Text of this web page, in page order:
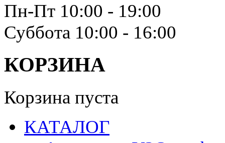
Пн-Пт 10:00 - 19:00
Суббота 10:00 - 16:00
КОРЗИНА
Корзина пуста
КАТАЛОГ